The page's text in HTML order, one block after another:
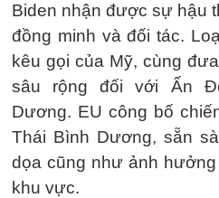
Biden nhận được sự hậu
đồng minh và đối tác.
kêu gọi của Mỹ, cùng
sâu rộng đối với Ấn
Dương. EU công bố
Thái Bình Dương, sẵn
dọa cũng như ảnh
khu vực.